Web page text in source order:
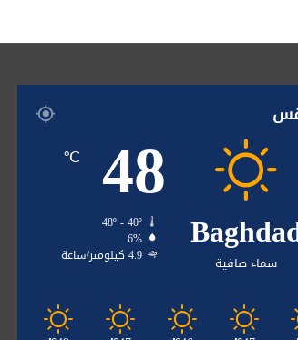
سماء صافية
48
℃
48º - 40º
6%
4.9 كيلومتر/ساعة